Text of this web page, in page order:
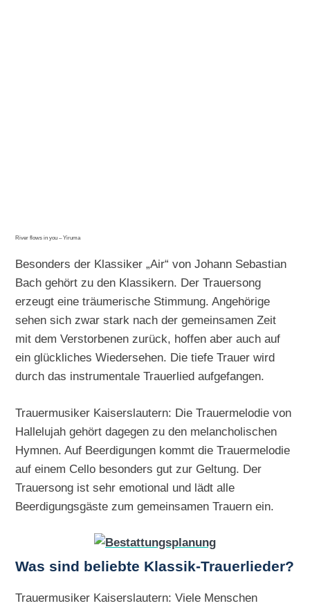
River flows in you – Yiruma
Besonders der Klassiker „Air“ von Johann Sebastian
Bach gehört zu den Klassikern. Der Trauersong
erzeugt eine träumerische Stimmung. Angehörige
sehen sich zwar stark nach der gemeinsamen Zeit
mit dem Verstorbenen zurück, hoffen aber auch auf
ein glückliches Wiedersehen. Die tiefe Trauer wird
durch das instrumentale Trauerlied aufgefangen.
Trauermusiker Kaiserslautern: Die Trauermelodie von
Hallelujah gehört dagegen zu den melancholischen
Hymnen. Auf Beerdigungen kommt die Trauermelodie
auf einem Cello besonders gut zur Geltung. Der
Trauersong ist sehr emotional und lädt alle
Beerdigungsgäste zum gemeinsamen Trauern ein.
Was sind beliebte Klassik-Trauerlieder?
Trauermusiker Kaiserslautern: Viele Menschen